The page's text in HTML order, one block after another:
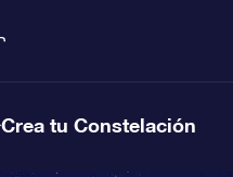
Crea tu Constelación